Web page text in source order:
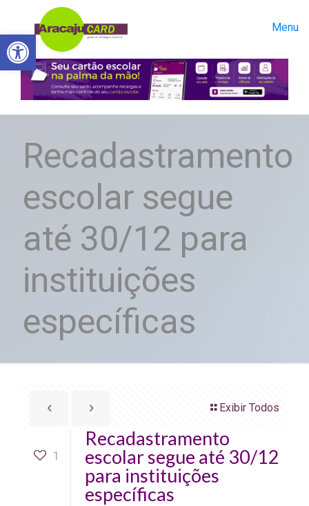
Abrir a barra de ferramentas
Menu
Recadastramento
escolar segue
até 30/12 para
instituições
específicas
Exibir Todos
1
Recadastramento
escolar segue até 30/12
para instituições
específicas